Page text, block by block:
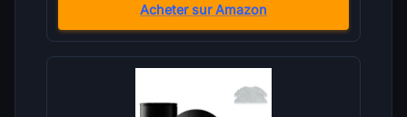
Acheter sur Amazon